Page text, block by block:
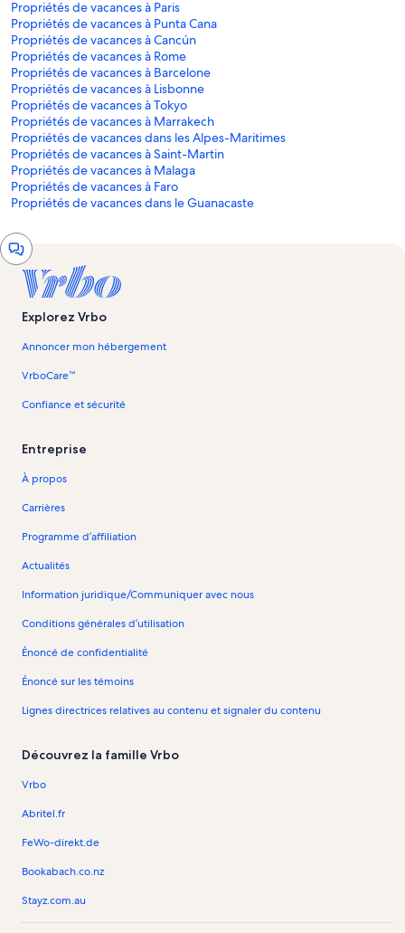
Propriétés de vacances à Paris
Propriétés de vacances à Punta Cana
Propriétés de vacances à Cancún
Propriétés de vacances à Rome
Propriétés de vacances à Barcelone
Propriétés de vacances à Lisbonne
Propriétés de vacances à Tokyo
Propriétés de vacances à Marrakech
Propriétés de vacances dans les Alpes-Maritimes
Propriétés de vacances à Saint-Martin
Propriétés de vacances à Malaga
Propriétés de vacances à Faro
Propriétés de vacances dans le Guanacaste
Fenêtre
de
clavardage
Explorez Vrbo
Annoncer mon hébergement
VrboCare™
Confiance et sécurité
Entreprise
À propos
Carrières
Programme d’affiliation
Actualités
Information juridique/Communiquer avec nous
Conditions générales d’utilisation
Énoncé de confidentialité
Énoncé sur les témoins
Lignes directrices relatives au contenu et signaler du contenu
Découvrez la famille Vrbo
Vrbo
Abritel.fr
FeWo-direkt.de
Bookabach.co.nz
Stayz.com.au